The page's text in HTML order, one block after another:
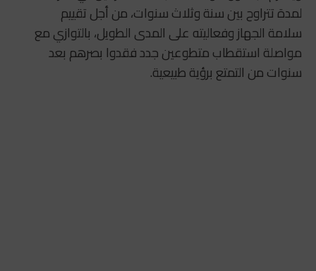
لمدة تتراوح بين سنة وثلاث سنوات، من أجل تقييم
سلامة الجهاز وفعاليته على المدى الطويل، بالتوازي مع
مواصلة استقطاب متطوعين جدد فقدوا بصرهم بعد
سنوات من التمتع برؤية طبيعية.